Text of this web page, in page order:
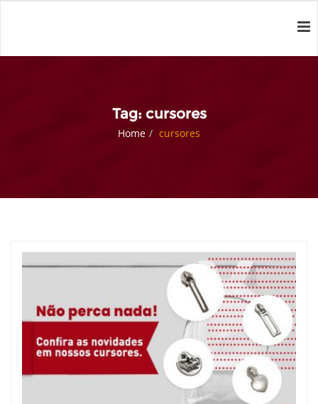
Tag: cursores
Home cursores